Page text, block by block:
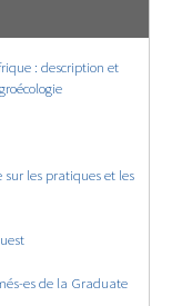
: description et
sur les pratiques et les
es de la Graduate